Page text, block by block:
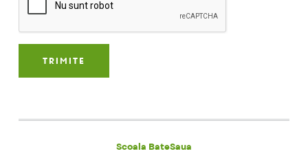
Scoala BateSaua